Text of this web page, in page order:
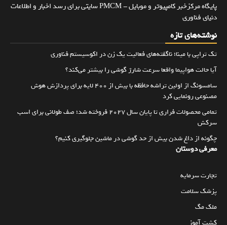
پایگاه مرکزخبر کامپیوتر و موبایل - PMCM سایتی برای رسد اخبار و اطلاعات
دنیای فناوری
نوشته‌های تازه
تک تراپی با مینا؛ ناگفته‌های فعالیت یک زن در اکوسیستم فناوری
آیا حالت هواپیما واقعا سرعت شارژ گوشی را بیشتر می‌کند؟
سامسونگ از اولین تراشه حافظه با بیش از ۴۰۰ لایه برای پردازش هوش
مصنوعی رونمایی کرد
تمامی محصولات فراری تا پایان سال ۲۰۲۷ فروخته شد؛ صف طولانی برای اسب
سرکش
چگونه از داغ شدن بیش از حد گوشی در ماشین جلوگیری کنیم؟
معرفی دوستان
تجارت سرمایه
پزشک سلامت
ملک مگ
کشت آموز